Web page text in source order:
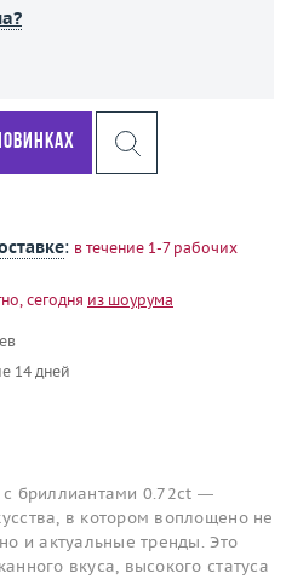
: в течение 1-7 рабочих
сегодня из шоурума
14 дней
с бриллиантами 0.72ct —
в котором воплощено не
и актуальные тренды. Это
вкуса, высокого статуса